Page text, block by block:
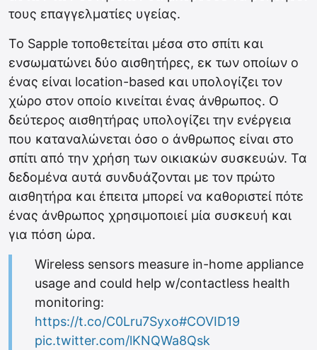
τους επαγγελματίες υγείας.
Το Sapple τοποθετείται μέσα στο σπίτι και
ενσωματώνει δύο αισθητήρες, εκ των οποίων ο
ένας είναι location-based και υπολογίζει τον
χώρο στον οποίο κινείται ένας άνθρωπος. Ο
δεύτερος αισθητήρας υπολογίζει την ενέργεια
που καταναλώνεται όσο ο άνθρωπος είναι στο
σπίτι από την χρήση των οικιακών συσκευών. Τα
δεδομένα αυτά συνδυάζονται με τον πρώτο
αισθητήρα και έπειτα μπορεί να καθοριστεί πότε
ένας άνθρωπος χρησιμοποιεί μία συσκευή και
για πόση ώρα.
Wireless sensors measure in-home appliance
usage and could help w/contactless health
monitoring:
https://t.co/C0Lru7Syxo#COVID19
pic.twitter.com/lKNQWa8Qsk